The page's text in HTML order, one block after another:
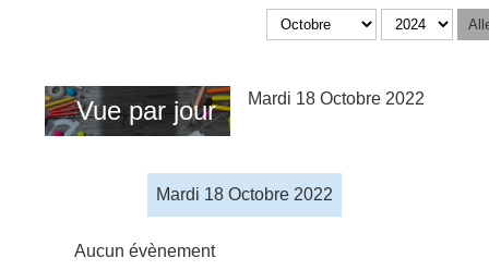
Vue par jour Mardi 18 Octobre 2022
Mardi 18 Octobre 2022
Aucun évènement